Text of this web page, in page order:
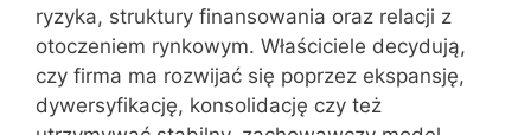
ryzyka, struktury finansowania oraz relacji z
otoczeniem rynkowym. Właściciele decydują,
czy firma ma rozwijać się poprzez ekspansję,
dywersyfikację, konsolidację czy też